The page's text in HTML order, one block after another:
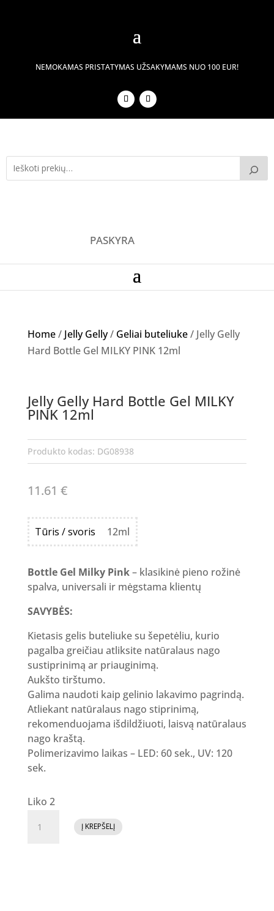
NEMOKAMAS PRISTATYMAS UŽSAKYMAMS NUO 100 EUR!
PASKYRA
Home/ Jelly Gelly/ Geliai buteliuke/ Jelly Gelly
Hard Bottle Gel MILKY PINK 12ml
Jelly Gelly Hard Bottle Gel MILKY
PINK 12ml
Produkto kodas: DG08938
11.61 €
Tūris / svoris 12ml
Bottle Gel Milky Pink– klasikinė pieno rožinė
spalva, universali ir mėgstama klientų
SAVYBĖS:
Kietasis gelis buteliuke su šepetėliu, kurio
pagalba greičiau atliksite natūralaus nago
sustiprinimą ar priauginimą.
Aukšto tirštumo.
Galima naudoti kaip gelinio lakavimo pagrindą.
Atliekant natūralaus nago stiprinimą,
rekomenduojama išdildžiuoti, laisvą natūralaus
nago kraštą.
Polimerizavimo laikas – LED: 60 sek., UV: 120
sek.
Liko 2
kiekis:
Į KREPŠELĮ